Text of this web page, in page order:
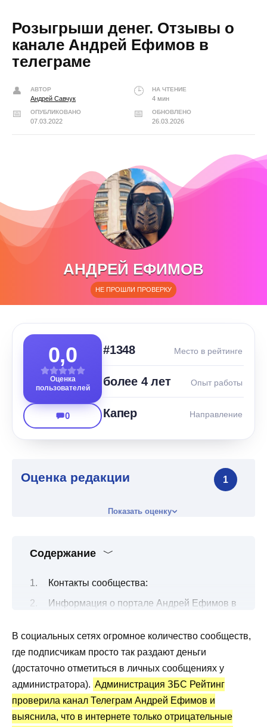
Розыгрыши денег. Отзывы о
канале Андрей Ефимов в
телеграме
АВТОР
Андрей Савчук
НА ЧТЕНИЕ
4 мин
ОПУБЛИКОВАНО
07.03.2022
ОБНОВЛЕНО
26.03.2026
АНДРЕЙ ЕФИМОВ
НЕ ПРОШЛИ ПРОВЕРКУ
0,0
Оценка
пользователей
0
#1348 Место в рейтинге
более 4 лет Опыт работы
Капер Направление
Оценка редакции 1
Показать оценку
Содержание
Контакты сообщества:
Информация о портале Андрей Ефимов в
Что нужно сделать для участия?
Канал Telegram Андрей Ефимов:
статистика и отзывы
Преимущества и недостатки
В социальных сетях огромное количество сообществ,
где подписчикам просто так раздают деньги
(достаточно отметиться в личных сообщениях у
администратора). Администрация ЗБС Рейтинг
проверила канал Телеграм Андрей Ефимов и
выяснила, что в интернете только отрицательные